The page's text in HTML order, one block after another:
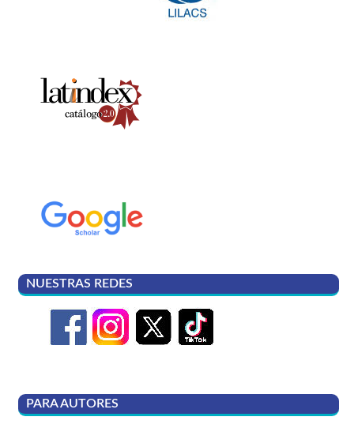
NUESTRAS REDES
PARA AUTORES